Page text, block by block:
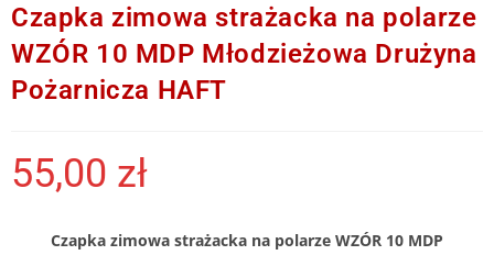
Czapka zimowa strażacka na polarze
WZÓR 10 MDP Młodzieżowa Drużyna
Pożarnicza HAFT
55,00 zł
Czapka zimowa strażacka na polarze WZÓR 10 MDP